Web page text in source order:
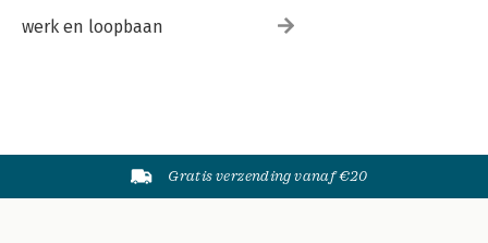
werk en loopbaan
Gratis verzending vanaf €20